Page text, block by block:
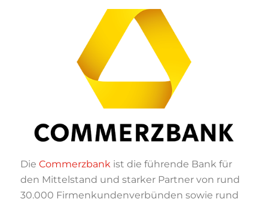
Die Commerzbankist die führende Bank für
den Mittelstand und starker Partner von rund
30.000 Firmenkundenverbünden sowie rund